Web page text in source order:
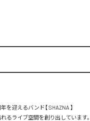
を迎えるバンド【 SHAZNA 】
るライブ空間を創り出しています。